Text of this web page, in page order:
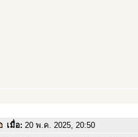
เมื่อ: 20 พ.ค. 2025, 20:50